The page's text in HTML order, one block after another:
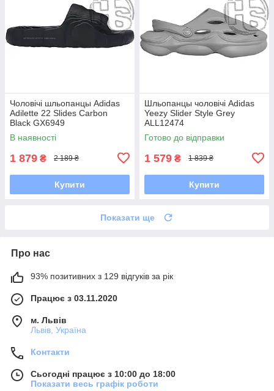
Чоловічі шльопанцы Adidas
Adilette 22 Slides Carbon
Black GX6949
В наявності
1 879 ₴ 2 189 ₴
Купити
Шльопанцы чоловічі Adidas
Yeezy Slider Style Grey
ALL12474
Готово до відправки
1 579 ₴ 1 839 ₴
Купити
Показати ще
Про нас
93% позитивних з 129 відгуків за рік
Працює з 03.11.2020
м. Львів
Львів, Україна
Контакти
Сьогодні працює з 10:00 до 18:00
Показати весь графік роботи